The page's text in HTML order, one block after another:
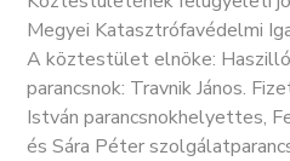
Megyei Katasztrófavédelmi
A köztestület elnöke:
parancsnok: Travnik János.
István parancsnokhelyettes,
és Sára Péter